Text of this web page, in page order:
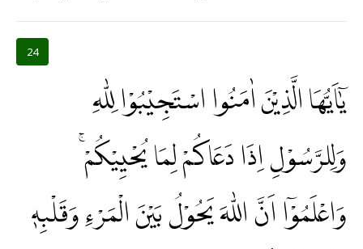
24
يٰٓاَيُّهَا الَّذِيْنَ اٰمَنُوا اسْتَجِيْبُوْا لِلّٰهِ
وَلِلرَّسُوْلِ اِذَا دَعَاكُمْ لِمَا يُحْيِيْكُمْۚ
وَاعْلَمُوْٓا اَنَّ اللّٰهَ يَحُوْلُ بَيْنَ الْمَرْءِ وَقَلْبِهٖ